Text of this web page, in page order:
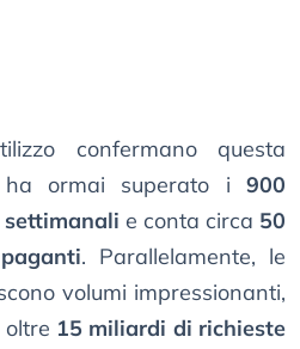
confermano questa
ha ormai superato i900
e conta circa 50
. Parallelamente, le
volumi impressionanti,
15 miliardi di richieste